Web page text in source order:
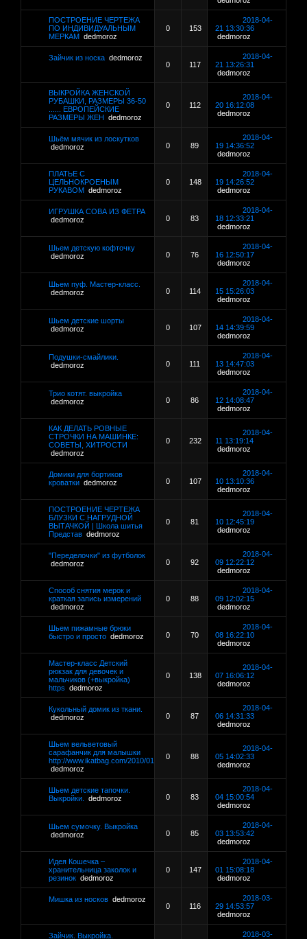
ПОСТРОЕНИЕ ЧЕРТЕЖА
ПО ИНДИВИДУАЛЬНЫМ
МЕРКАМ dedmoroz
0 153
2018-04-
21 13:30:36
dedmoroz
Зайчик из носка dedmoroz
0
117
2018-04-
21 13:26:31
dedmoroz
ВЫКРОЙКА ЖЕНСКОЙ
РУБАШКИ, РАЗМЕРЫ 36-50
...... ЕВРОПЕЙСКИЕ
РАЗМЕРЫ ЖЕН dedmoroz
0 112
2018-04-
20 16:12:08
dedmoroz
Шьём мячик из лоскутков
dedmoroz
0 89
2018-04-
19 14:36:52
dedmoroz
ПЛАТЬЕ С
ЦЕЛЬНОКРОЕНЫМ
РУКАВОМ dedmoroz
0 148
2018-04-
19 14:26:52
dedmoroz
ИГРУШКА СОВА ИЗ ФЕТРА
dedmoroz
0 83
2018-04-
18 12:33:21
dedmoroz
Шьем детскую кофточку
dedmoroz
0 76
2018-04-
16 12:50:17
dedmoroz
Шьем пуф. Мастер-класс.
dedmoroz
0 114
2018-04-
15 15:26:03
dedmoroz
Шьем детские шорты
dedmoroz
0 107
2018-04-
14 14:39:59
dedmoroz
Подушки-смайлики.
dedmoroz
0 111
2018-04-
13 14:47:03
dedmoroz
Трио котят. выкройка
dedmoroz
0 86
2018-04-
12 14:08:47
dedmoroz
КАК ДЕЛАТЬ РОВНЫЕ
СТРОЧКИ НА МАШИНКЕ:
СОВЕТЫ, ХИТРОСТИ
dedmoroz
0 232
2018-04-
11 13:19:14
dedmoroz
Домики для бортиков
кроватки dedmoroz 0 107
2018-04-
10 13:10:36
dedmoroz
ПОСТРОЕНИЕ ЧЕРТЕЖА
БЛУЗКИ С НАГРУДНОЙ
ВЫТАЧКОЙ | Школа шитья
Представ dedmoroz
0 81
2018-04-
10 12:45:19
dedmoroz
"Переделочки" из футболок
dedmoroz
0 92
2018-04-
09 12:22:12
dedmoroz
Способ снятия мерок и
краткая запись измерений
dedmoroz
0 88
2018-04-
09 12:02:15
dedmoroz
Шьем пижамные брюки
быстро и просто dedmoroz 0 70
2018-04-
08 16:22:10
dedmoroz
Мастер-класс Детский
рюкзак для девочек и
мальчиков (+выкройка)
https dedmoroz
0 138
2018-04-
07 16:06:12
dedmoroz
Кукольный домик из ткани.
dedmoroz
0 87
2018-04-
06 14:31:33
dedmoroz
Шьем вельветовый
сарафанчик для малышки
http://www.ikatbag.com/2010/01
dedmoroz
0 88
2018-04-
05 14:02:33
dedmoroz
Шьем детские тапочки.
Выкройки.
dedmoroz 0 83
2018-04-
04 15:00:54
dedmoroz
Шьем сумочку. Выкройка
dedmoroz
0 85
2018-04-
03 13:53:42
dedmoroz
Идея Кошечка –
хранительница заколок и
резинок dedmoroz
0 147
2018-04-
01 15:08:18
dedmoroz
Мишка из носков dedmoroz
0
116
2018-03-
29 14:53:57
dedmoroz
Зайчик. Выкройка.
2018-03-